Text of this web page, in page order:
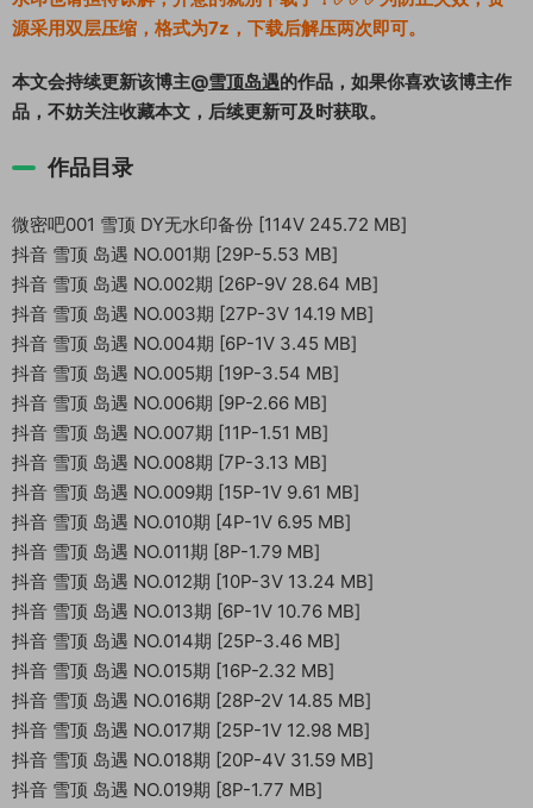
源采用双层压缩，格式为7z，下载后解压两次即可。
本文会持续更新该博主@雪顶岛遇的作品，如果你喜欢该博主作
品，不妨关注收藏本文，后续更新可及时获取。
作品目录
微密吧001 雪顶 DY无水印备份 [114V 245.72 MB]
抖音 雪顶 岛遇 NO.001期 [29P-5.53 MB]
抖音 雪顶 岛遇 NO.002期 [26P-9V 28.64 MB]
抖音 雪顶 岛遇 NO.003期 [27P-3V 14.19 MB]
抖音 雪顶 岛遇 NO.004期 [6P-1V 3.45 MB]
抖音 雪顶 岛遇 NO.005期 [19P-3.54 MB]
抖音 雪顶 岛遇 NO.006期 [9P-2.66 MB]
抖音 雪顶 岛遇 NO.007期 [11P-1.51 MB]
抖音 雪顶 岛遇 NO.008期 [7P-3.13 MB]
抖音 雪顶 岛遇 NO.009期 [15P-1V 9.61 MB]
抖音 雪顶 岛遇 NO.010期 [4P-1V 6.95 MB]
抖音 雪顶 岛遇 NO.011期 [8P-1.79 MB]
抖音 雪顶 岛遇 NO.012期 [10P-3V 13.24 MB]
抖音 雪顶 岛遇 NO.013期 [6P-1V 10.76 MB]
抖音 雪顶 岛遇 NO.014期 [25P-3.46 MB]
抖音 雪顶 岛遇 NO.015期 [16P-2.32 MB]
抖音 雪顶 岛遇 NO.016期 [28P-2V 14.85 MB]
抖音 雪顶 岛遇 NO.017期 [25P-1V 12.98 MB]
抖音 雪顶 岛遇 NO.018期 [20P-4V 31.59 MB]
抖音 雪顶 岛遇 NO.019期 [8P-1.77 MB]